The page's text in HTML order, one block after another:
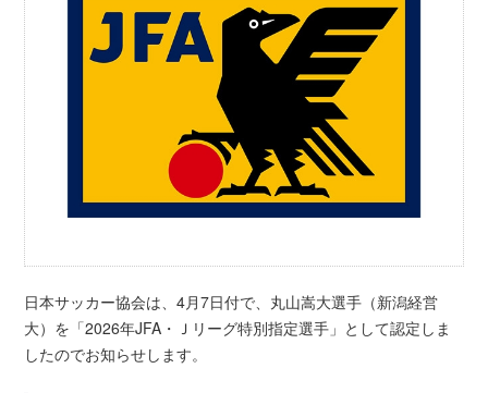
日本サッカー協会は、4月7日付で、丸山嵩大選手（新潟経営
大）を「2026年JFA・Ｊリーグ特別指定選手」として認定しま
したのでお知らせします。